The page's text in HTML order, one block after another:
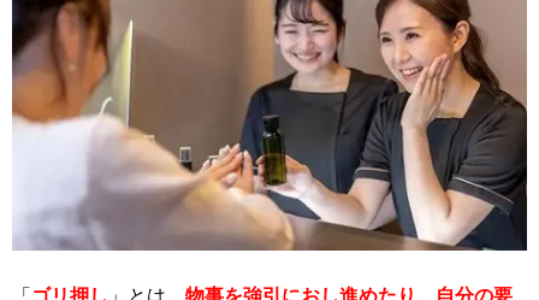
「 ゴリ押し 」とは、 物事を強引におし進めたり、自分の要